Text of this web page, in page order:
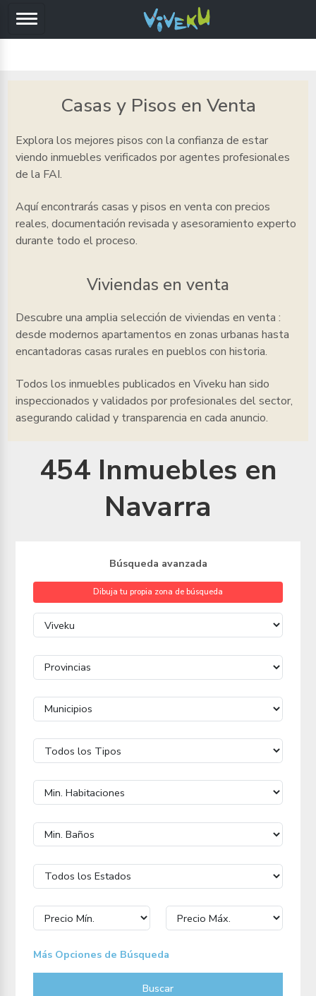
Casas y Pisos en Venta
Explora los mejores pisos con la confianza de estar
viendo inmuebles verificados por agentes profesionales
de la FAI.
Aquí encontrarás casas y pisos en venta con precios
reales, documentación revisada y asesoramiento experto
durante todo el proceso.
Viviendas en venta
Descubre una amplia selección de viviendas en venta :
desde modernos apartamentos en zonas urbanas hasta
encantadoras casas rurales en pueblos con historia.
Todos los inmuebles publicados en Viveku han sido
inspeccionados y validados por profesionales del sector,
asegurando calidad y transparencia en cada anuncio.
454 Inmuebles en
Navarra
Búsqueda avanzada
Dibuja tu propia zona de búsqueda
Más Opciones de Búsqueda
Buscar